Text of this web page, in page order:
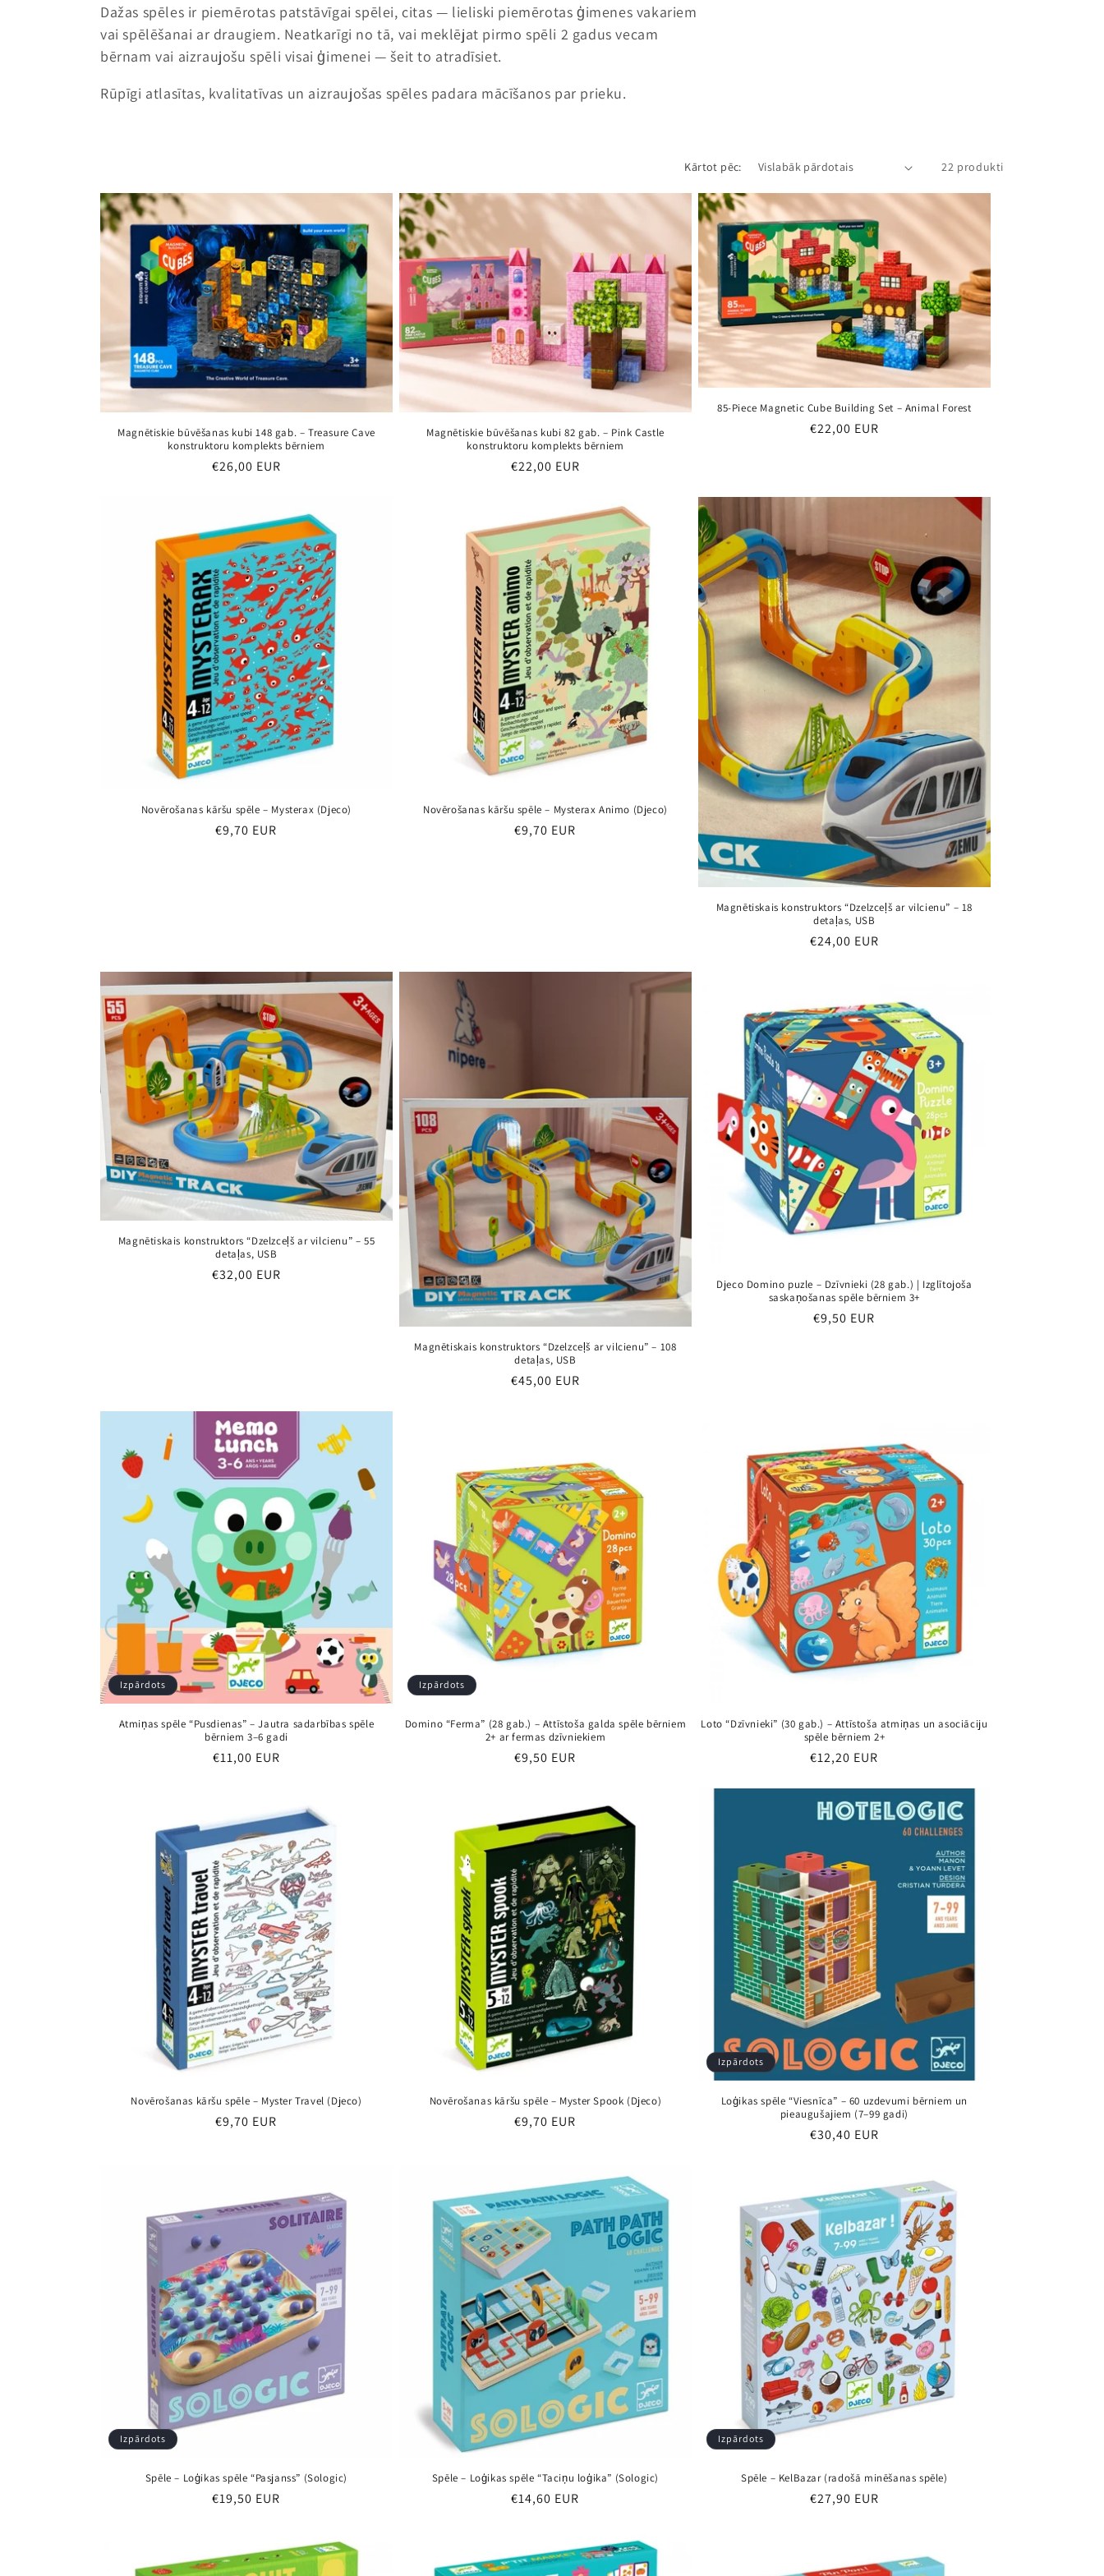
k
c
i
a
:
Dažas spēles ir piemērotas patstāvīgai spēlei, citas — lieliski piemērotas ģimenes vakariem
vai spēlēšanai ar draugiem. Neatkarīgi no tā, vai meklējat pirmo spēli 2 gadus vecam
bērnam vai aizraujošu spēli visai ģimenei — šeit to atradīsiet.
Rūpīgi atlasītas, kvalitatīvas un aizraujošas spēles padara mācīšanos par prieku.
Kārtot pēc: 22 produkti
Magnētiskie būvēšanas kubi 148 gab. – Treasure Cave
konstruktoru komplekts bērniem
Parastā
€26,00 EUR
Magnētiskie būvēšanas kubi 82 gab. – Pink Castle
konstruktoru komplekts bērniem
Parastā
€22,00 EUR
85-Piece Magnetic Cube Building Set – Animal Forest
Parastā
€22,00 EUR
Novērošanas kāršu spēle – Mysterax (Djeco)
Parastā
€9,70 EUR
Novērošanas kāršu spēle – Mysterax Animo (Djeco)
Parastā
€9,70 EUR
Magnētiskais konstruktors “Dzelzceļš ar vilcienu” – 18
detaļas, USB
Parastā
€24,00 EUR
Magnētiskais konstruktors “Dzelzceļš ar vilcienu” – 55
detaļas, USB
Parastā
€32,00 EUR
Magnētiskais konstruktors “Dzelzceļš ar vilcienu” – 108
detaļas, USB
Parastā
€45,00 EUR
Djeco Domino puzle – Dzīvnieki (28 gab.) | Izglītojoša
saskaņošanas spēle bērniem 3+
Parastā
€9,50 EUR
Izpārdots
Atmiņas spēle “Pusdienas” – Jautra sadarbības spēle
bērniem 3–6 gadi
Parastā
€11,00 EUR
Izpārdots
Domino “Ferma” (28 gab.) – Attīstoša galda spēle bērniem
2+ ar fermas dzīvniekiem
Parastā
€9,50 EUR
Loto “Dzīvnieki” (30 gab.) – Attīstoša atmiņas un asociāciju
spēle bērniem 2+
Parastā
€12,20 EUR
Novērošanas kāršu spēle – Myster Travel (Djeco)
Parastā
€9,70 EUR
Novērošanas kāršu spēle – Myster Spook (Djeco)
Parastā
€9,70 EUR
Izpārdots
Loģikas spēle “Viesnīca” – 60 uzdevumi bērniem un
pieaugušajiem (7–99 gadi)
Parastā
€30,40 EUR
Izpārdots
Spēle – Loģikas spēle “Pasjanss” (Sologic)
Parastā
€19,50 EUR
Spēle – Loģikas spēle “Taciņu loģika” (Sologic)
Parastā
€14,60 EUR
Izpārdots
Spēle – KelBazar (radošā minēšanas spēle)
Parastā
€27,90 EUR